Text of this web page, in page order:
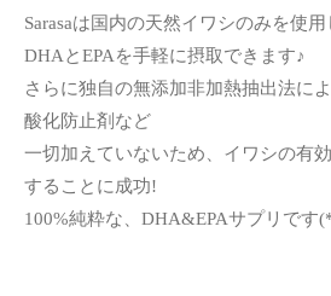
Sarasaは国内の天然イワシのみを使用
DHAとEPAを手軽に摂取できます♪
さらに独自の無添加非加熱抽出法に
酸化防止剤など
一切加えていないため、イワシの有
することに成功!
100%純粋な、DHA&EPAサプリです